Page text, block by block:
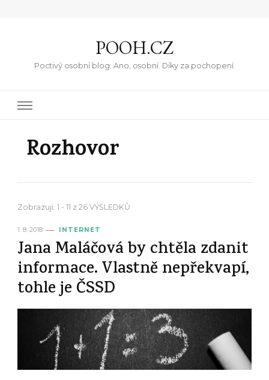
POOH.CZ
Poctivý osobní blog. Ano, osobní. Díky za pochopení.
Rozhovor
Zobrazuji: 1 - 11 z 26 VÝSLEDKŮ
1. 8. 2018 INTERNET
Jana Maláčová by chtěla zdanit
informace. Vlastně nepřekvapí,
tohle je ČSSD